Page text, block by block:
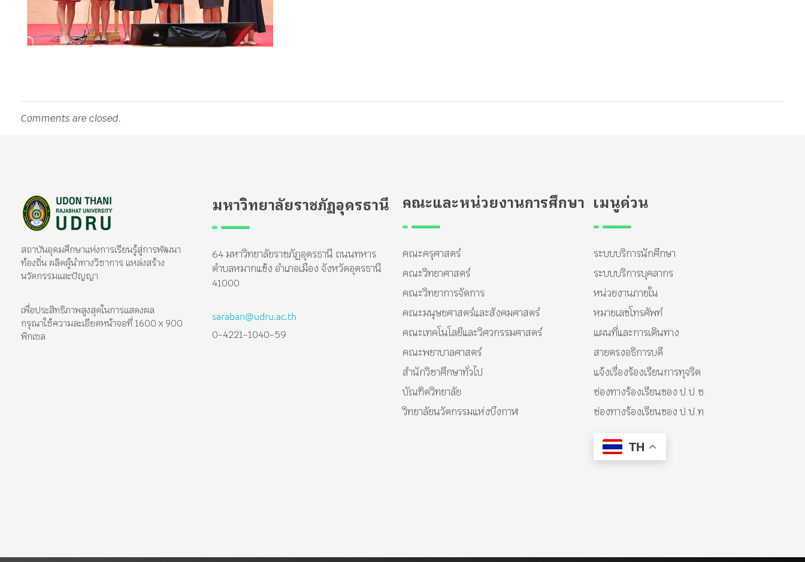
Comments are closed.
สถาบันอุดมศึกษาแห่งการเรียนรู้สู่การพัฒนา
ท้องถิ่น ผลิตผู้นำทางวิชาการ แหล่งสร้าง
นวัตกรรมและปัญญา
เพื่อประสิทธิภาพสูงสุดในการแสดงผล
กรุณาใช้ความละเอียดหน้าจอที่ 1600 x 900
พิกเซล
มหาวิทยาลัยราชภัฏอุดรธานี
64 มหาวิทยาลัยราชภัฏอุดรธานี ถนนทหาร
ตำบลหมากแข้ง อำเภอเมือง จังหวัดอุดรธานี
41000
saraban@udru.ac.th
0-4221-1040-59
คณะและหน่วยงานการศึกษา
คณะครุศาสตร์
คณะวิทยาศาสตร์
คณะวิทยาการจัดการ
คณะมนุษยศาสตร์และสังคมศาสตร์
คณะเทคโนโลยีและวิศวกรรมศาสตร์
คณะพยาบาลศาสตร์
สำนักวิชาศึกษาทั่วไป
บัณฑิตวิทยาลัย
วิทยาลัยนวัตกรรมแห่งบึงกาฬ
เมนูด่วน
ระบบบริการนักศึกษา
ระบบบริการบุคลากร
หน่วยงานภายใน
หมายเลขโทรศัพท์
แผนที่และการเดินทาง
สายตรงอธิการบดี
แจ้งเรื่องร้องเรียนการทุจริต
ช่องทางร้องเรียนของ ป.ป.ช.
ช่องทางร้องเรียนของ ป.ป.ท.
TH